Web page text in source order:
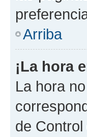
Arriba
¡La hora
La hora
de